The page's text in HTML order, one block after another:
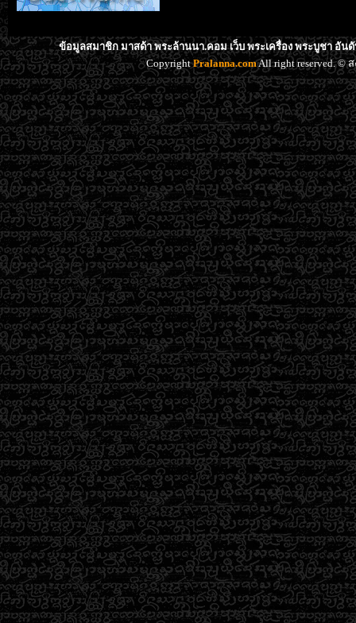
ข้อมูลสมาชิก มาสด้า พระล้านนา.คอม เว็บ พระเครื่อง พระบูชา อัน
CopyrightPralanna.comAll right reserved. ©